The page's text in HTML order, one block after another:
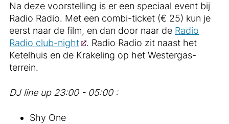
Na deze voorstelling is er een speciaal event bij
Radio Radio. Met een combi-ticket (€ 25) kun je
eerst naar de film, en dan door naar de Radio
Radio club-night
. Radio Radio zit naast het
Ketelhuis en de Krakeling op het Westergas-
terrein.
DJ line up 23:00 - 05:00 :
Shy One